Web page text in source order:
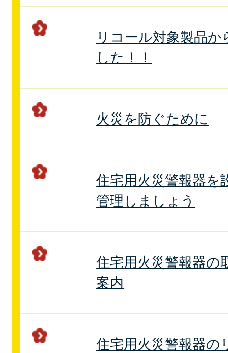
リコール対象製品
した！！
火災を防ぐために
住宅用火災警報器を
管理しましょう
住宅用火災警報器の
案内
住宅用火災警報器の